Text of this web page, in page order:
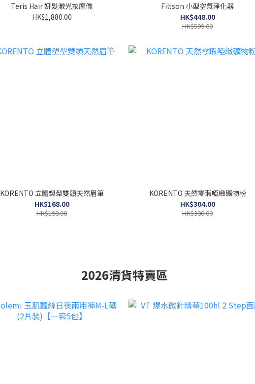
Teris Hair 妍髮激光按摩儀
HK$1,880.00
Filtson 小型空氣淨化器
HK$448.00
HK$599.00
KORENTO 立體塑型雙頭天然眉筆
HK$168.00
HK$198.00
KORENTO 天然零瑕啞緻礦物粉
HK$304.00
HK$380.00
2026清貨特賣區